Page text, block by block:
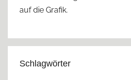
auf die Grafik.
Schlagwörter